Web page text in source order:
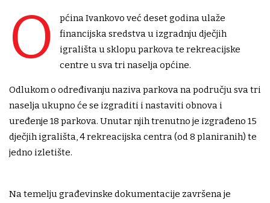
O
pćina Ivankovo već deset godina ulaže
financijska sredstva u izgradnju dječjih
igrališta u sklopu parkova te rekreacijske
centre u sva tri naselja općine.
Odlukom o određivanju naziva parkova na području sva tri
naselja ukupno će se izgraditi i nastaviti obnova i
uređenje 18 parkova. Unutar njih trenutno je izgrađeno 15
dječjih igrališta, 4 rekreacijska centra (od 8 planiranih) te
jedno izletište.
Na temelju građevinske dokumentacije završena je